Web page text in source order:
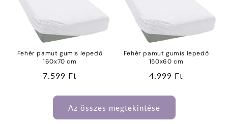
Fehér pamut gumis lepedő
160x70 cm
Normál
7.599 Ft
Fehér pamut gumis lepedő
150x60 cm
Normál
4.999 Ft
Az összes megtekintése